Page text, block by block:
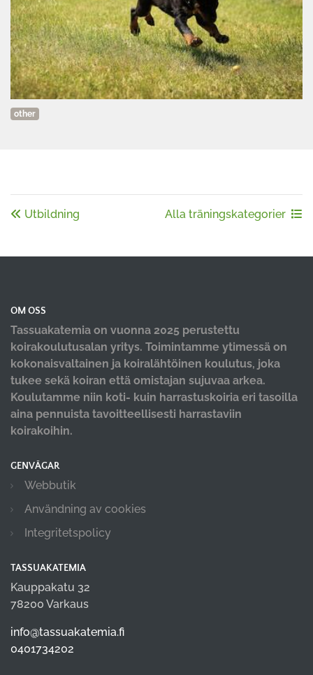
other
Utbildning Alla träningskategorier
OM OSS
Tassuakatemia on vuonna 2025 perustettu
koirakoulutusalan yritys. Toimintamme ytimessä on
kokonaisvaltainen ja koiralähtöinen koulutus, joka
tukee sekä koiran että omistajan sujuvaa arkea.
Koulutamme niin koti- kuin harrastuskoiria eri tasoilla
aina pennuista tavoitteellisesti harrastaviin
koirakoihin.
GENVÄGAR
Webbutik
Användning av cookies
Integritetspolicy
TASSUAKATEMIA
Kauppakatu 32
78200 Varkaus
info@tassuakatemia.fi
0401734202